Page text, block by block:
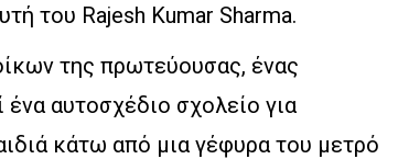
του Rajesh Kumar Sharma.
της πρωτεύουσας, ένας
αυτοσχέδιο σχολείο για
κάτω από μια γέφυρα του μετρό